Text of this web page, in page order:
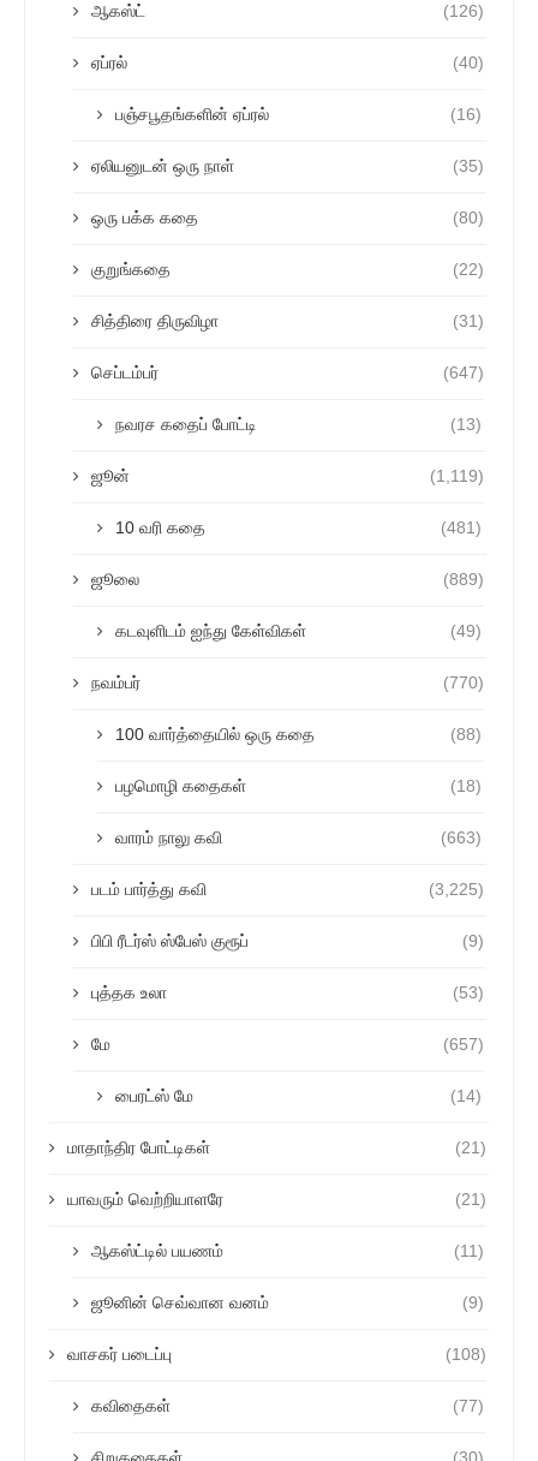
ஆகஸ்ட் (126)
ஏப்ரல் (40)
பஞ்சபூதங்களின் ஏப்ரல் (16)
ஏலியனுடன் ஒரு நாள் (35)
ஒரு பக்க கதை (80)
குறுங்கதை (22)
சித்திரை திருவிழா (31)
செப்டம்பர் (647)
நவரச கதைப் போட்டி (13)
ஜூன் (1,119)
10 வரி கதை (481)
ஜூலை (889)
கடவுளிடம் ஐந்து கேள்விகள் (49)
நவம்பர் (770)
100 வார்த்தையில் ஒரு கதை (88)
பழமொழி கதைகள் (18)
வாரம் நாலு கவி (663)
படம் பார்த்து கவி (3,225)
பிபி ரீடர்ஸ் ஸ்பேஸ் குரூப் (9)
புத்தக உலா (53)
மே (657)
பைரட்ஸ் மே (14)
மாதாந்திர போட்டிகள் (21)
யாவரும் வெற்றியாளரே (21)
ஆகஸ்ட்டில் பயணம் (11)
ஜூனின் செவ்வான வனம் (9)
வாசகர் படைப்பு (108)
கவிதைகள் (77)